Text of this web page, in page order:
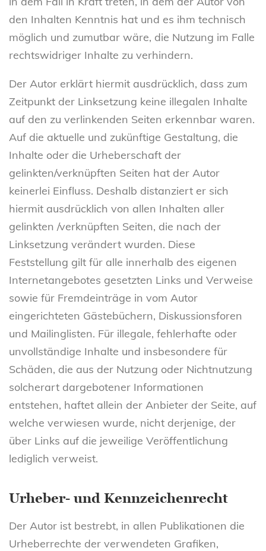
den Inhalten Kenntnis hat und es ihm technisch
möglich und zumutbar wäre, die Nutzung im Falle
rechtswidriger Inhalte zu verhindern.
Der Autor erklärt hiermit ausdrücklich, dass zum
Zeitpunkt der Linksetzung keine illegalen Inhalte
auf den zu verlinkenden Seiten erkennbar waren.
Auf die aktuelle und zukünftige Gestaltung, die
Inhalte oder die Urheberschaft der
gelinkten/verknüpften Seiten hat der Autor
keinerlei Einfluss. Deshalb distanziert er sich
hiermit ausdrücklich von allen Inhalten aller
gelinkten /verknüpften Seiten, die nach der
Linksetzung verändert wurden. Diese
Feststellung gilt für alle innerhalb des eigenen
Internetangebotes gesetzten Links und Verweise
sowie für Fremdeinträge in vom Autor
eingerichteten Gästebüchern, Diskussionsforen
und Mailinglisten. Für illegale, fehlerhafte oder
unvollständige Inhalte und insbesondere für
Schäden, die aus der Nutzung oder Nichtnutzung
solcherart dargebotener Informationen
entstehen, haftet allein der Anbieter der Seite, auf
welche verwiesen wurde, nicht derjenige, der
über Links auf die jeweilige Veröffentlichung
lediglich verweist.
Urheber- und Kennzeichenrecht
Der Autor ist bestrebt, in allen Publikationen die
Urheberrechte der verwendeten Grafiken,